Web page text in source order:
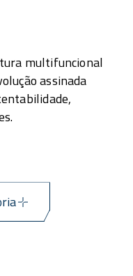
multifuncional
assinada